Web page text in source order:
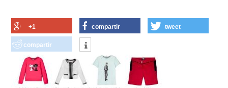
+1 compartir tweet
compartir